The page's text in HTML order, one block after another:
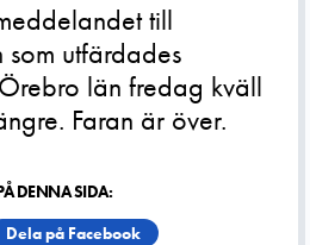
till
som utfärdades
län fredag kväll
Faran är över.
DENNA SIDA:
Dela på Facebook